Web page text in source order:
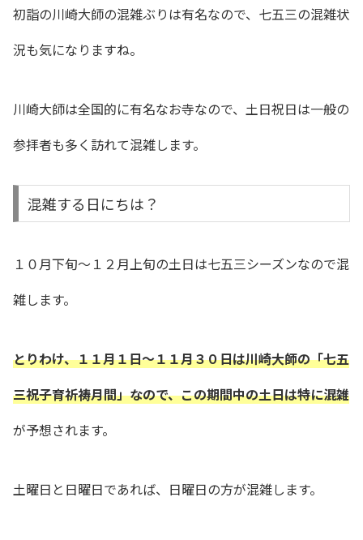
初詣の川崎大師の混雑ぶりは有名なので、七五三の混雑状
況も気になりますね。
川崎大師は全国的に有名なお寺なので、土日祝日は一般の
参拝者も多く訪れて混雑します。
混雑する日にちは？
１０月下旬〜１２月上旬の土日は七五三シーズンなので混
雑します。
とりわけ、１１月１日〜１１月３０日は川崎大師の「七五
三祝子育祈祷月間」なので、この期間中の土日は特に混雑
が予想されます。
土曜日と日曜日であれば、日曜日の方が混雑します。